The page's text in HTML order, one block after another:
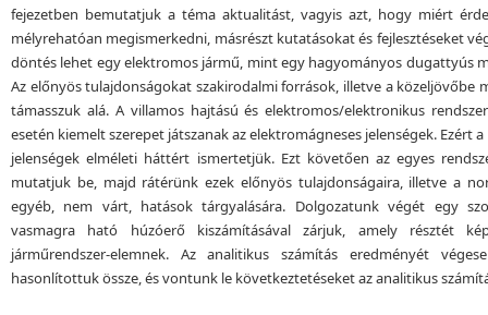
fejezetben bemutatjuk a téma aktualitást, vagyis azt, hogy miért
mélyrehatóan megismerkedni, másrészt kutatásokat és fejlesztéseket
döntés lehet egy elektromos jármű, mint egy hagyományos dugattyús
Az előnyös tulajdonságokat szakirodalmi források, illetve a közeljövőbe
támasszuk alá. A villamos hajtású és elektromos/elektronikus
esetén kiemelt szerepet játszanak az elektromágneses jelenségek. Ezért
jelenségek elméleti háttért ismertetjük. Ezt követően az egyes
mutatjuk be, majd rátérünk ezek előnyös tulajdonságaira, illetve a
egyéb, nem várt, hatások tárgyalására. Dolgozatunk végét egy
vasmagra ható húzóerő kiszámításával zárjuk, amely résztét
járműrendszer-elemnek. Az analitikus számítás eredményét
hasonlítottuk össze, és vontunk le következtetéseket az analitikus